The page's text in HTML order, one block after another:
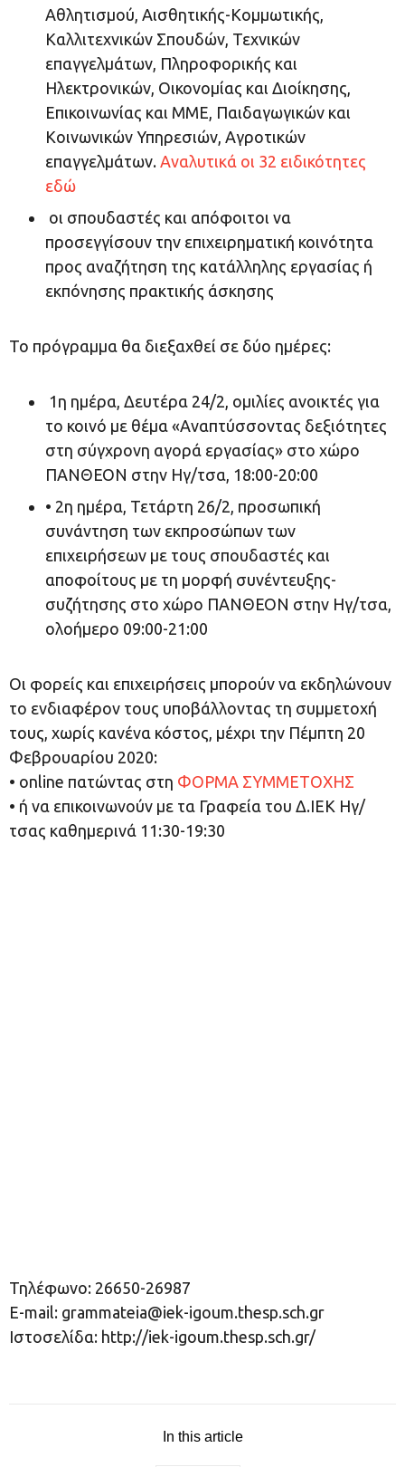
Αθλητισμού, Αισθητικής-Κομμωτικής,
Καλλιτεχνικών Σπουδών, Τεχνικών
επαγγελμάτων, Πληροφορικής και
Ηλεκτρονικών, Οικονομίας και Διοίκησης,
Επικοινωνίας και ΜΜΕ, Παιδαγωγικών και
Κοινωνικών Υπηρεσιών, Αγροτικών
επαγγελμάτων. Αναλυτικά οι 32 ειδικότητες
εδώ
οι σπουδαστές και απόφοιτοι να
προσεγγίσουν την επιχειρηματική κοινότητα
προς αναζήτηση της κατάλληλης εργασίας ή
εκπόνησης πρακτικής άσκησης
Το πρόγραμμα θα διεξαχθεί σε δύο ημέρες:
1η ημέρα, Δευτέρα 24/2, ομιλίες ανοικτές για
το κοινό με θέμα «Αναπτύσσοντας δεξιότητες
στη σύγχρονη αγορά εργασίας» στο χώρο
ΠΑΝΘΕΟΝ στην Ηγ/τσα, 18:00-20:00
• 2η ημέρα, Τετάρτη 26/2, προσωπική
συνάντηση των εκπροσώπων των
επιχειρήσεων με τους σπουδαστές και
αποφοίτους με τη μορφή συνέντευξης-
συζήτησης στο χώρο ΠΑΝΘΕΟΝ στην Ηγ/τσα,
ολοήμερο 09:00-21:00
Οι φορείς και επιχειρήσεις μπορούν να εκδηλώνουν
το ενδιαφέρον τους υποβάλλοντας τη συμμετοχή
τους, χωρίς κανένα κόστος, μέχρι την Πέμπτη 20
Φεβρουαρίου 2020:
• online πατώντας στη ΦΟΡΜΑ ΣΥΜΜΕΤΟΧΗΣ
• ή να επικοινωνούν με τα Γραφεία του Δ.ΙΕΚ Ηγ/
τσας καθημερινά 11:30-19:30
Τηλέφωνο: 26650-26987
E-mail: grammateia@iek-igoum.thesp.sch.gr
Ιστοσελίδα: http://iek-igoum.thesp.sch.gr/
In this article